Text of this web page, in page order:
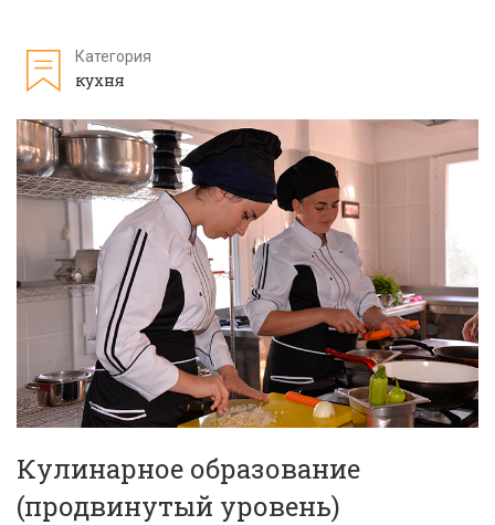
Категория
кухня
Кулинарное образование
(продвинутый уровень)